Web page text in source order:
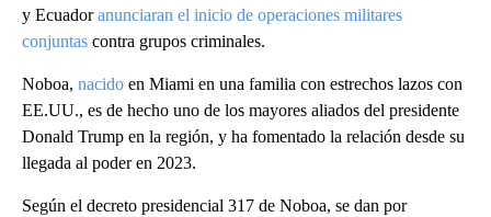
y Ecuadoranunciaran el inicio de operaciones militares
conjuntas contra grupos criminales.
Noboa, nacido en Miami en una familia con estrechos lazos con
EE.UU., es de hecho uno de los mayores aliados del presidente
Donald Trump en la región, y ha fomentado la relación desde su
llegada al poder en 2023.
Según el decreto presidencial 317 de Noboa, se dan por